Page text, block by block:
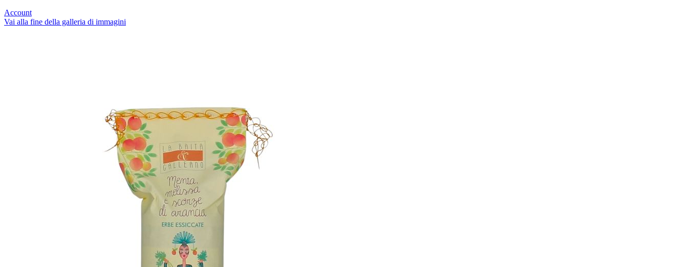
Account
Vai alla fine della galleria di immagini